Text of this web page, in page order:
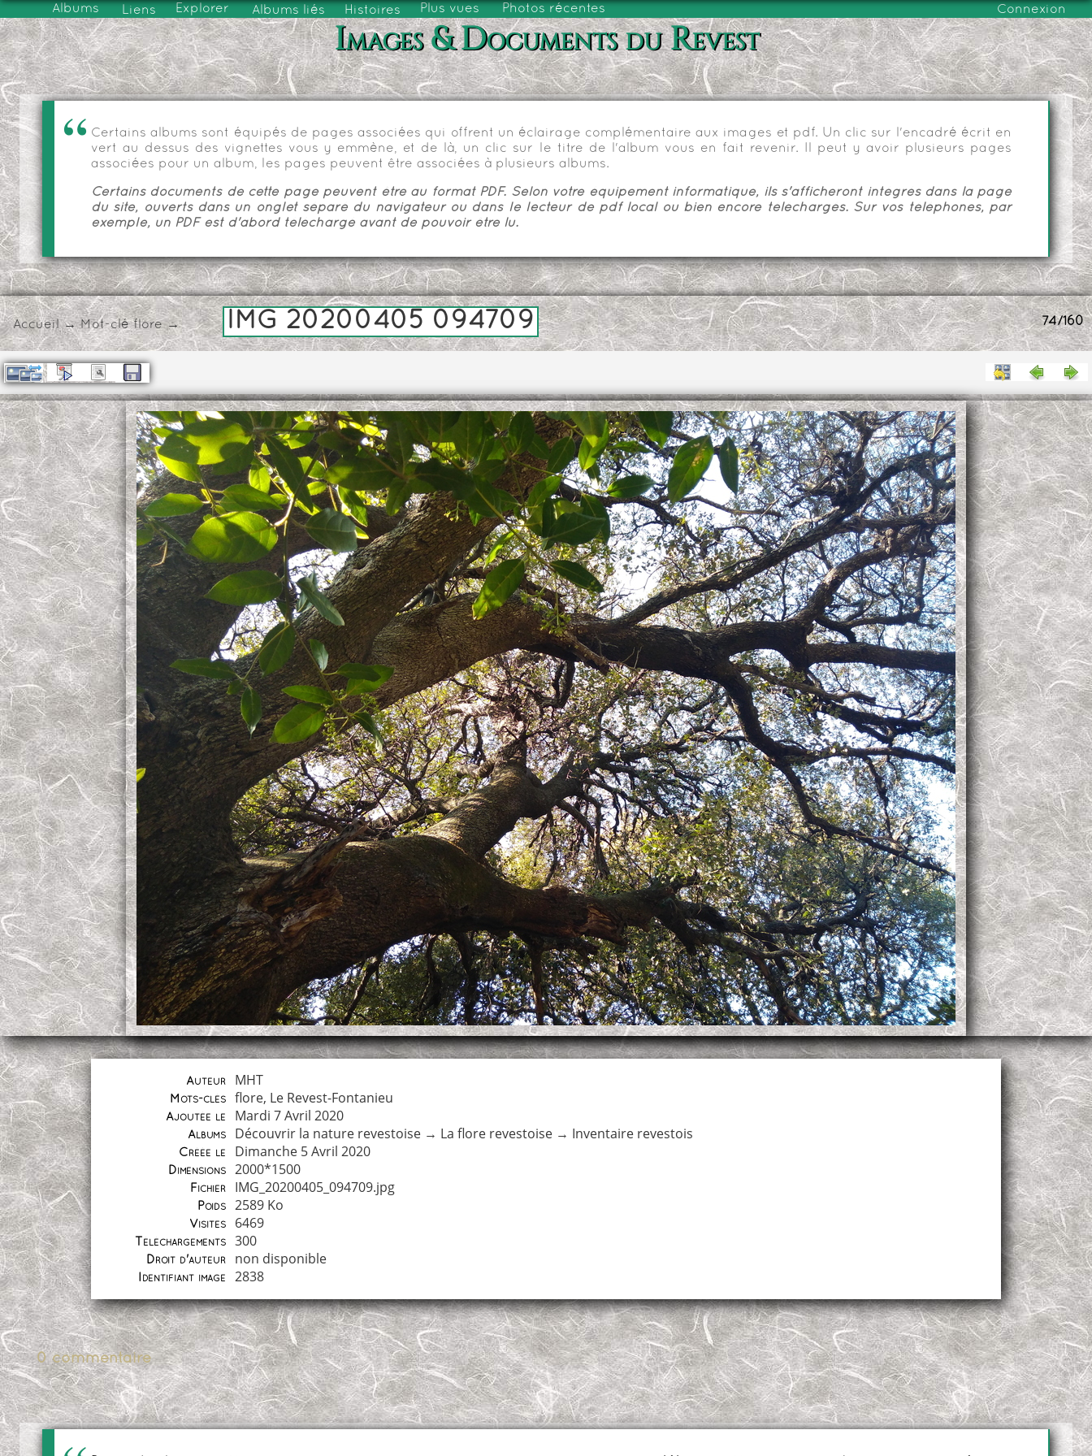
Albums Liens Explorer Albums liés Histoires Plus vues Photos récentes Connexion
Images & Documents du Revest
Certains albums sont équipés de pages associées qui offrent un éclairage complémentaire aux images et pdf. Un clic sur l'encadré écrit en
vert au dessus des vignettes vous y emmène, et de là, un clic sur le titre de l'album vous en fait revenir. Il peut y avoir plusieurs pages
associées pour un album, les pages peuvent être associées à plusieurs albums.
Certains documents de cette page peuvent être au format PDF. Selon votre équipement informatique, ils s'afficheront intégrés dans la page
du site, ouverts dans un onglet séparé du navigateur ou dans le lecteur de pdf local ou bien encore téléchargés. Sur vos téléphones, par
exemple, un PDF est d'abord téléchargé avant de pouvoir être lu.
74/160
Accueil→Mot-clé flore→ IMG 20200405 094709
Auteur MHT
Mots-clés flore, Le Revest-Fontanieu
Ajoutée le Mardi 7 Avril 2020
Albums Découvrir la nature revestoise → La flore revestoise → Inventaire revestois
Créée le Dimanche 5 Avril 2020
Dimensions 2000*1500
Fichier IMG_20200405_094709.jpg
Poids 2589 Ko
Visites 6469
Téléchargements 300
Droit d'auteur non disponible
Identifiant image 2838
0 commentaire